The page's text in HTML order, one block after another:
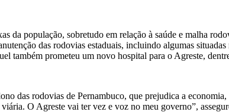
população, sobretudo em relação à saúde e malha
das rodovias estaduais, incluindo algumas
também prometeu um novo hospital para o Agreste,
das rodovias de Pernambuco, que prejudica a
O Agreste vai ter vez e voz no meu governo”,